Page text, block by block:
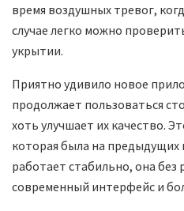
время воздушных тревог,
случае легко можно
укрытии.
Приятно удивило новое
продолжает пользоваться
хоть улучшает их качество.
которая была на предыдущих
работает стабильно, она без
современный интерфейс и